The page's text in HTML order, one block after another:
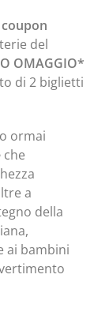
coupon
del
OMAGGIO*
di 2 biglietti
ormai
che
a
della
ai bambini